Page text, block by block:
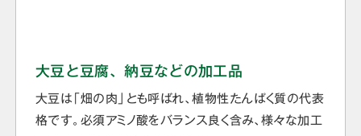
大豆と豆腐、納豆などの加工品
大豆は「畑の肉」とも呼ばれ、植物性たんぱく質の代表
格です。必須アミノ酸をバランス良く含み、様々な加工